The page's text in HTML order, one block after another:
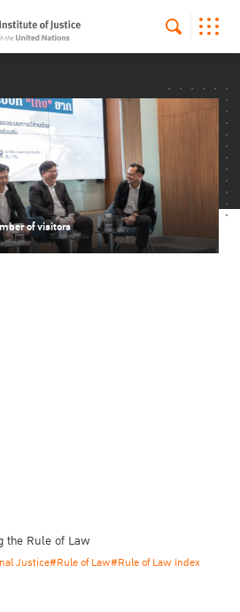
of visitors
the Rule of Law
Justice#Rule of Law#Rule of Law Index